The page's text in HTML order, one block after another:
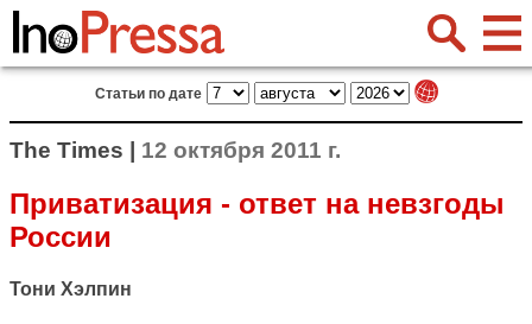
Статьи по дате
The Times | 12 октября 2011 г.
Приватизация - ответ на невзгоды
России
Тони Хэлпин